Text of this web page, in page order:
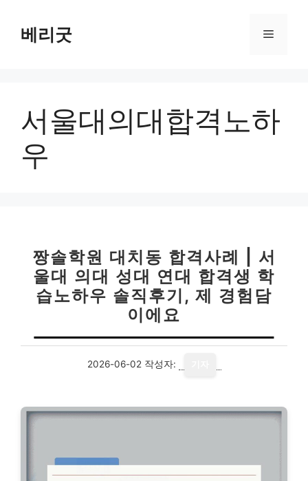
베리굿 메
서울대의대합격노하
우
짱솔학원 대치동 합격사례 | 서
울대 의대 성대 연대 합격생 학
습노하우 솔직후기, 제 경험담
이에요
2026-06-02 작성자: